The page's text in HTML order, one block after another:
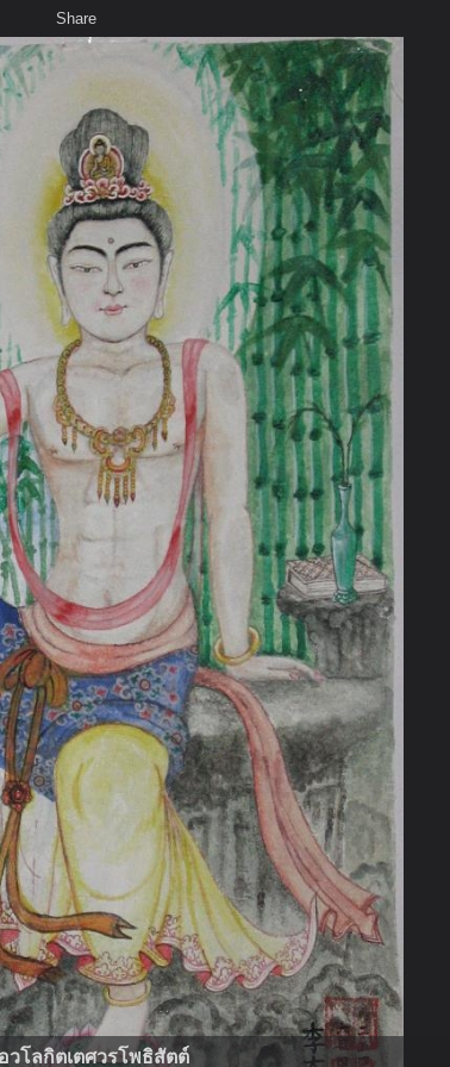
เสียงธรรม สมาชิก ห้องสนทนา
Share
วโลกิตเตศวรโพธิสัตต์